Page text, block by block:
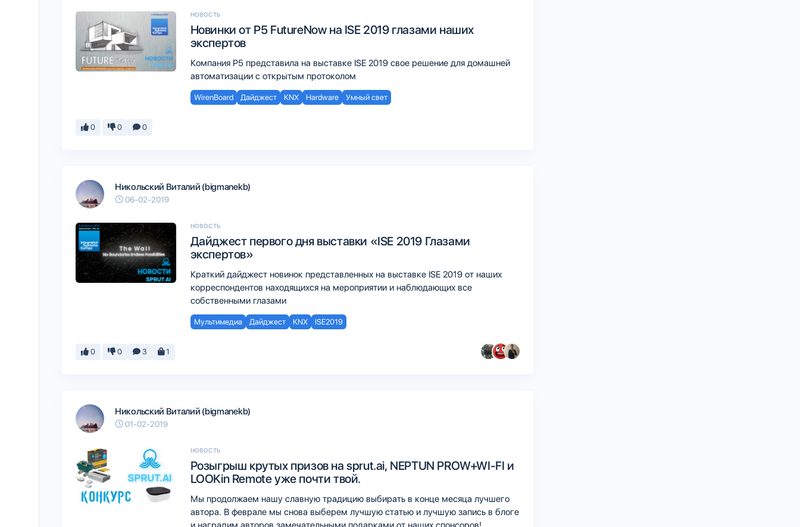
НОВОСТЬ
Новинки от P5 FutureNow на ISE 2019 глазами наших
экспертов
Компания P5 представила на выставке ISE 2019 свое решение для домашней
автоматизации с открытым протоколом
WirenBoard Дайджест KNX Hardware Умный свет
0 0 0
Никольский Виталий (bigmanekb)
06-02-2019
НОВОСТЬ
Дайджест первого дня выставки «ISE 2019 Глазами
экспертов»
Краткий дайджест новинок представленных на выставке ISE 2019 от наших
корреспондентов находящихся на мероприятии и наблюдающих все
собственными глазами
Мультимедиа Дайджест KNX ISE2019
0 0 3 1
Никольский Виталий (bigmanekb)
01-02-2019
НОВОСТЬ
Розыгрыш крутых призов на sprut.ai, NEPTUN PROW+WI-FI и
LOOKin Remote уже почти твой.
Мы продолжаем нашу славную традицию выбирать в конце месяца лучшего
автора. В феврале мы снова выберем лучшую статью и лучшую запись в блоге